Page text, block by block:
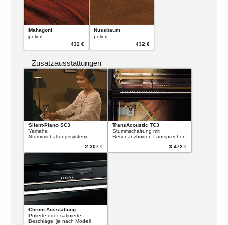
Mahagoni
poliert
432 €
Nussbaum
poliert
432 €
Zusatzausstattungen
Silent-Piano SC3
Yamaha
Stummschaltungssystem
2.307 €
TransAcoustic TC3
Stummschaltung mit
Resonanzboden-Lautsprecher
3.472 €
Chrom-Ausstattung
Polierte oder satinierte
Beschläge, je nach Modell